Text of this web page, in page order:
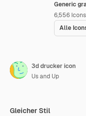
Generic
6,556 Icons
Alle
3d drucker icon
Us and Up
Gleicher Stil